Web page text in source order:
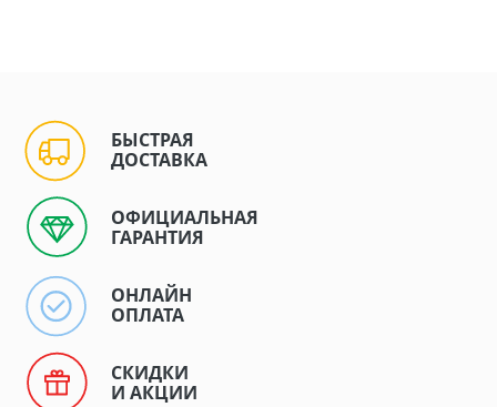
БЫСТРАЯ
ДОСТАВКА
ОФИЦИАЛЬНАЯ
ГАРАНТИЯ
ОНЛАЙН
ОПЛАТА
СКИДКИ
И АКЦИИ